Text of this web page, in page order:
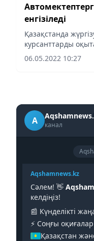
енгізіледі
Қазақстанда
курсанттарды
қызметіне кіретін
06.05.2022 10:27
A канал
Aqshamnews.kz
Сәлем! 👋
келдіңіз!
📰 Күнделікті
⚡️ Соңғы оқиғалар
Қазақстан